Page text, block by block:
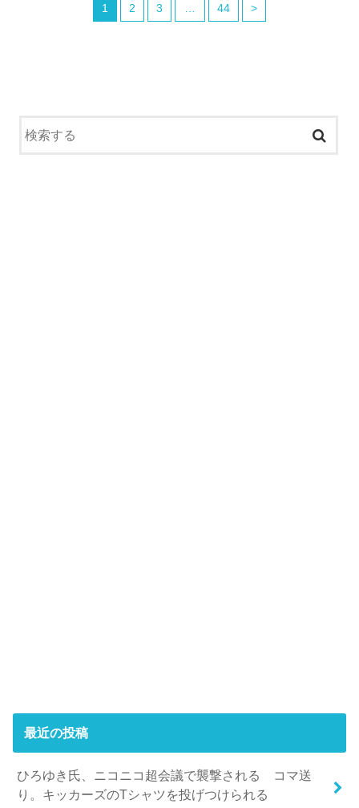
1 2 3 44 >
最近の投稿
ひろゆき氏、ニコニコ超会議で襲撃される コマ送
り。キッカーズのTシャツを投げつけられる